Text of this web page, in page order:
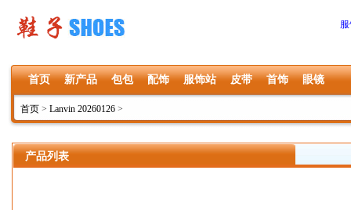
首页 新产品 包包 配饰 服饰站 皮带 首饰 眼镜
首页 > Lanvin 20260126 >
产品列表